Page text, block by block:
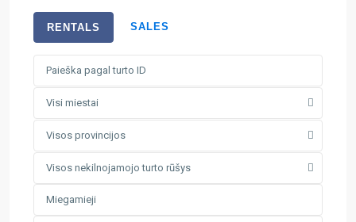
RENTALS SALES
Visi miestai
Visos provincijos
Visos nekilnojamojo turto rūšys